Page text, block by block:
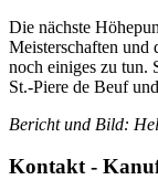
Die nächste
Meisterschaften und
noch einiges zu tun.
St.-Piere de Beuf
Bericht und Bild:
Kontakt -